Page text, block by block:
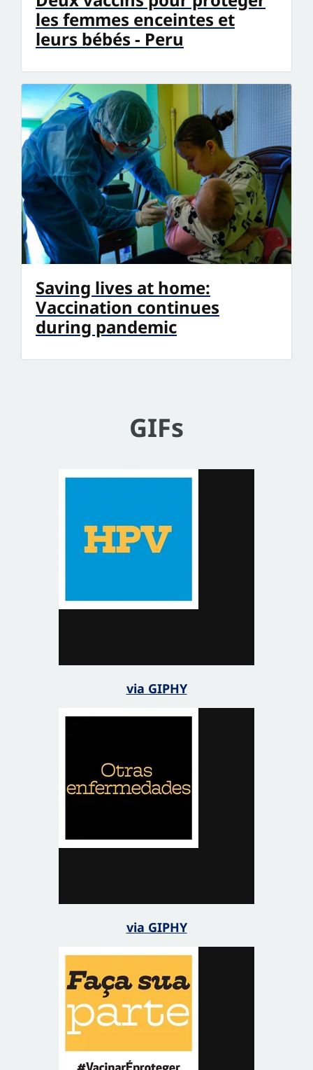
les femmes enceintes et
leurs bébés - Peru
Saving lives at home:
Vaccination continues
during pandemic
GIFs
via GIPHY
via GIPHY